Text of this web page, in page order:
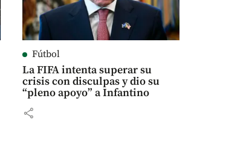
Fútbol
La FIFA intenta superar su
crisis con disculpas y dio su
“pleno apoyo” a Infantino
share